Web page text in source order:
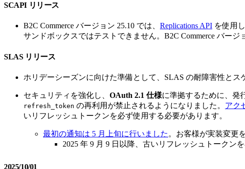
SCAPI リリース
B2C Commerce バージョン 25.10 では、 Replications API を使用
サンドボックスではテストできません。B2C Commerce バー
SLAS リリース
ホリデーシーズンに向けた準備として、SLAS の耐障害性とス
セキュリティを強化し、 OAuth 2.1 仕様に準拠するために、発
refresh_token の再利用が禁止されるようになりました。 アク
いリフレッシュトークンを必ず使用する必要があります。
最初の通知は 5 月上旬に行いました 。お客様が実装変更
2025 年 9 月 9 日以降、古いリフレッシュトークン
2025/10/01